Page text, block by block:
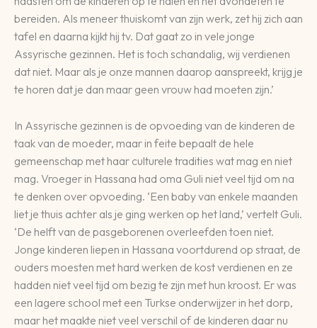
bereiden. Als meneer thuiskomt van zijn werk, zet hij zich aan
tafel en daarna kijkt hij tv. Dat gaat zo in vele jonge
Assyrische gezinnen. Het is toch schandalig, wij verdienen
dat niet. Maar als je onze mannen daarop aanspreekt, krijg je
te horen dat je dan maar geen vrouw had moeten zijn.’
In Assyrische gezinnen is de opvoeding van de kinderen de
taak van de moeder, maar in feite bepaalt de hele
gemeenschap met haar culturele tradities wat mag en niet
mag. Vroeger in Hassana had oma Guli niet veel tijd om na
te denken over opvoeding. ‘Een baby van enkele maanden
liet je thuis achter als je ging werken op het land,’ vertelt Guli.
‘De helft van de pasgeborenen overleefden toen niet.
Jonge kinderen liepen in Hassana voortdurend op straat, de
ouders moesten met hard werken de kost verdienen en ze
hadden niet veel tijd om bezig te zijn met hun kroost. Er was
een lagere school met een Turkse onderwijzer in het dorp,
maar het maakte niet veel verschil of de kinderen daar nu